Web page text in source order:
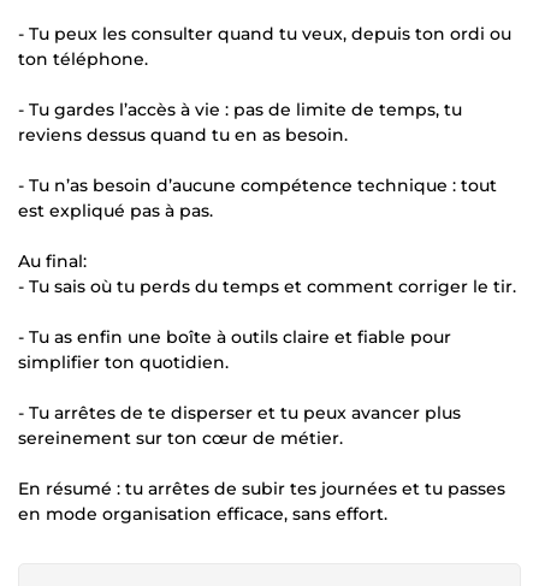
- Tu peux les consulter quand tu veux, depuis ton ordi ou
ton téléphone.
- Tu gardes l’accès à vie : pas de limite de temps, tu
reviens dessus quand tu en as besoin.
- Tu n’as besoin d’aucune compétence technique : tout
est expliqué pas à pas.
Au final:
- Tu sais où tu perds du temps et comment corriger le tir.
- Tu as enfin une boîte à outils claire et fiable pour
simplifier ton quotidien.
- Tu arrêtes de te disperser et tu peux avancer plus
sereinement sur ton cœur de métier.
En résumé : tu arrêtes de subir tes journées et tu passes
en mode organisation efficace, sans effort.